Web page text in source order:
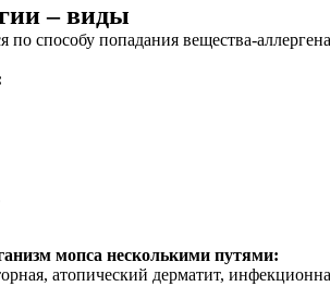
– виды
по способу попадания вещества-
мопса несколькими путями:
атопический дерматит,